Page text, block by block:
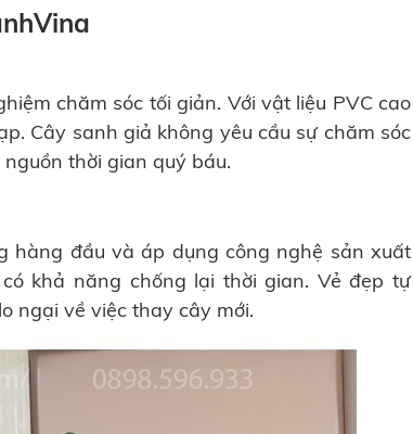
chăm sóc tối giản. Với vật liệu PVC cao
Cây sanh giả không yêu cầu sự chăm sóc
thời gian quý báu.
hàng đầu và áp dụng công nghệ sản xuất
khả năng chống lại thời gian. Vẻ đẹp tự
ngại về việc thay cây mới.